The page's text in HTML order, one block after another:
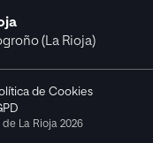
(La Rioja)
de Cookies
La Rioja 2026